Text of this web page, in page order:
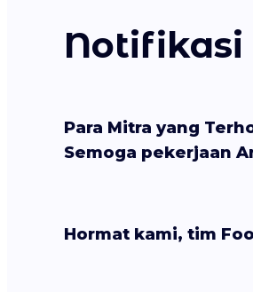
Notifikasi
Para Mitra yang
Semoga pekerjaan
Hormat kami, tim